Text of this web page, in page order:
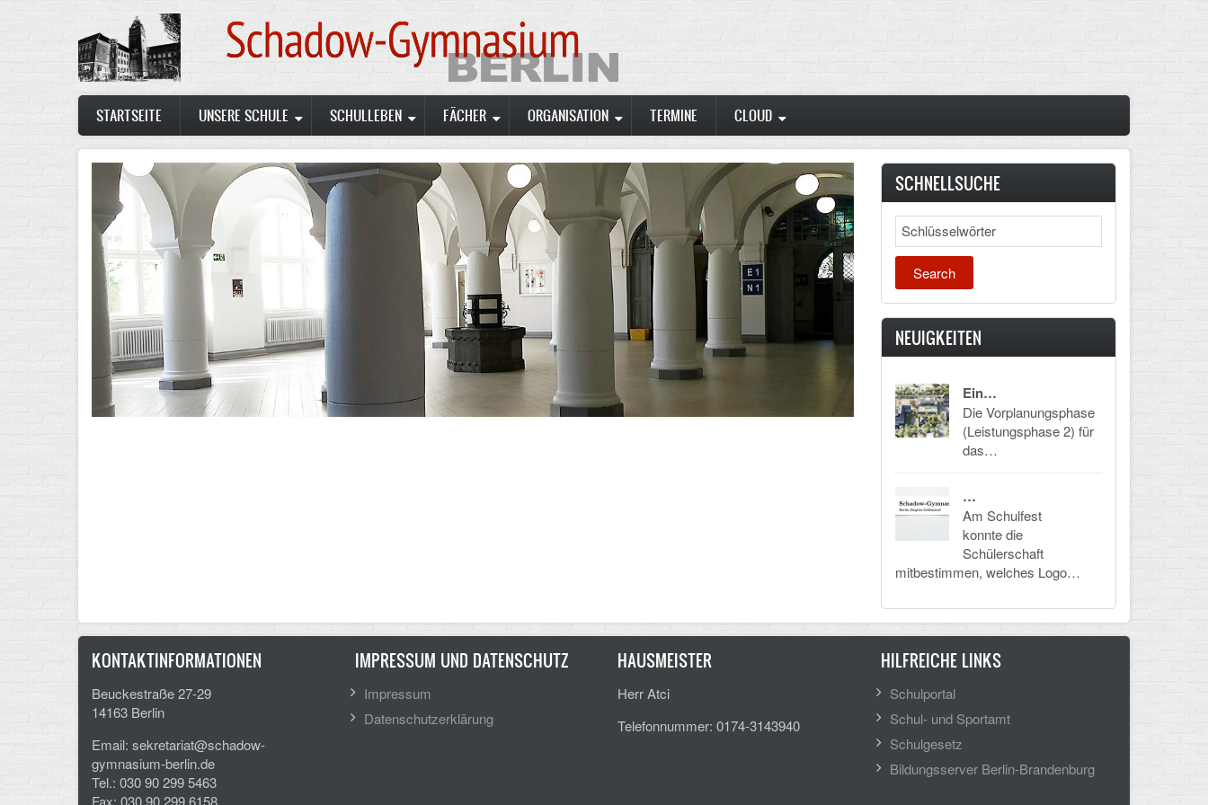
Main
navigation
STARTSEITE UNSERE SCHULE SCHULLEBEN FÄCHER ORGANISATION TERMINE CLOUD
SCHNELLSUCHE
Search
NEUIGKEITEN
Ein…
Die Vorplanungsphase
(Leistungsphase 2) für
das…
…
Am Schulfest
konnte die
Schülerschaft
mitbestimmen, welches Logo…
KONTAKTINFORMATIONEN
Beuckestraße 27-29
14163 Berlin
Email: sekretariat@schadow-
gymnasium-berlin.de
Tel.: 030 90 299 5463
Fax: 030 90 299 6158
IMPRESSUM UND DATENSCHUTZ
Impressum
Datenschutzerklärung
HAUSMEISTER
Herr Atci
Telefonnummer: 0174-3143940
HILFREICHE LINKS
Schulportal
Schul- und Sportamt
Schulgesetz
Bildungsserver Berlin-Brandenburg